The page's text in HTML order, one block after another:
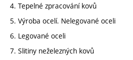
4. Tepelné zpracování kovů
5. Výroba ocelí. Nelegované oceli
6. Legované oceli
7. Slitiny neželezných kovů